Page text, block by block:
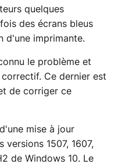
quelques
des écrans bleus
d'une imprimante.
le problème et
Ce dernier est
de corriger ce
mise à jour
1507, 1607,
de Windows 10. Le